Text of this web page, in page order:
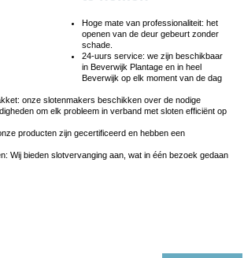
Hoge mate van professionaliteit: het
openen van de deur gebeurt zonder
schade.
24-uurs service: we zijn beschikbaar
in Beverwijk Plantage en in heel
Beverwijk op elk moment van de dag
onze slotenmakers beschikken over de nodige
om elk probleem in verband met sloten efficiënt op
producten zijn gecertificeerd en hebben een
Wij bieden slotvervanging aan, wat in één bezoek gedaan